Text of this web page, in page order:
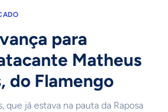
para
Matheus
do Flamengo
que já estava na pauta da Raposa